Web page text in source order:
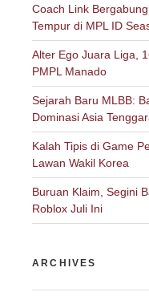
Coach Link
Tempur di MPL ID
Alter Ego Juara Liga,
PMPL Manado
Sejarah Baru MLBB:
Dominasi Asia
Kalah Tipis di Game
Lawan Wakil Korea
Buruan Klaim, Segini
Roblox Juli Ini
ARCHIVES